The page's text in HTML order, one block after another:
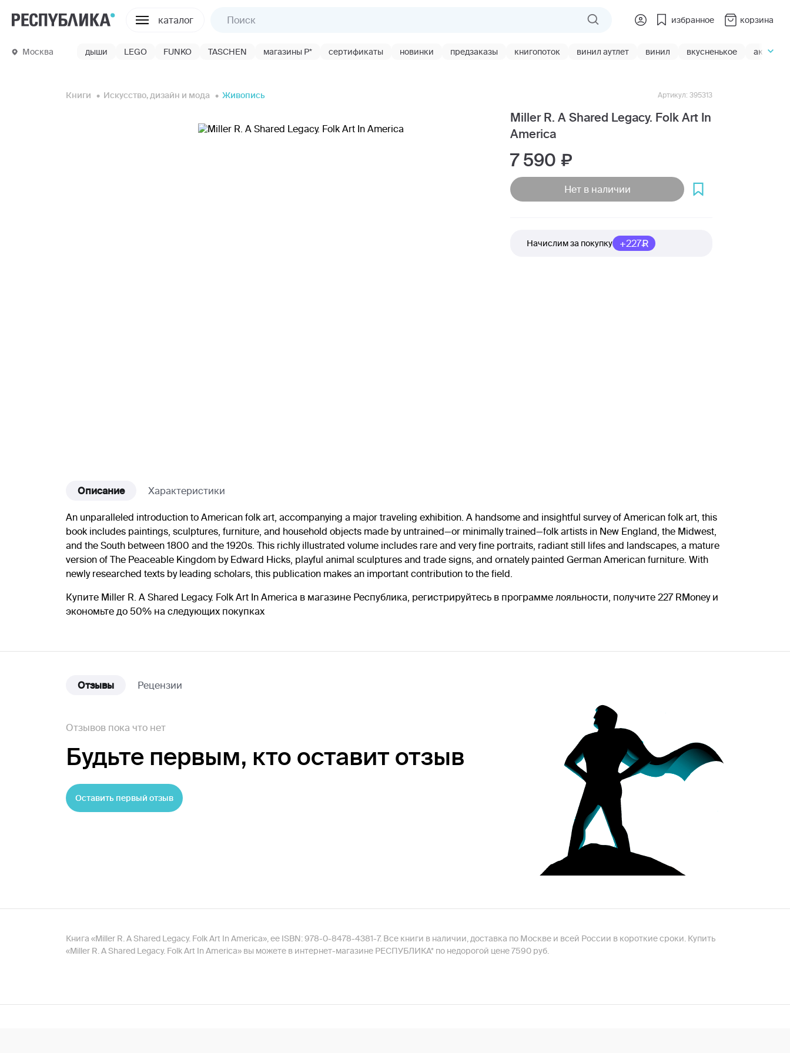
каталог избранное корзина
Москва дыши LEGO FUNKO TASCHEN магазины Р* сертификаты новинки предзаказы книгопоток винил аутлет винил вкусненькое акции
Книги Искусство, дизайн и мода Живопись
Miller R. A Shared Legacy. Folk Art In
America
Артикул: 395313
7 590
Нет в наличии
Начислим за покупку +227
Описание Характеристики
An unparalleled introduction to American folk art, accompanying a major traveling exhibition. A handsome and insightful survey of American folk art, this
book includes paintings, sculptures, furniture, and household objects made by untrained—or minimally trained—folk artists in New England, the Midwest,
and the South between 1800 and the 1920s. This richly illustrated volume includes rare and very fine portraits, radiant still lifes and landscapes, a mature
version of The Peaceable Kingdom by Edward Hicks, playful animal sculptures and trade signs, and ornately painted German American furniture. With
newly researched texts by leading scholars, this publication makes an important contribution to the field.
Купите Miller R. A Shared Legacy. Folk Art In America в магазине Республика, регистрируйтесь в программе лояльности, получите 227 RMoney и
экономьте до 50% на следующих покупках
Отзывы Рецензии
Отзывов пока что нет
Будьте первым, кто оставит отзыв
Оставить первый отзыв
Книга «Miller R. A Shared Legacy. Folk Art In America», ее ISBN: 978-0-8478-4381-7. Все книги в наличии, доставка по Москве и всей России в короткие сроки. Купить
«Miller R. A Shared Legacy. Folk Art In America» вы можете в интернет-магазине РЕСПУБЛИКА* по недорогой цене 7590 руб.